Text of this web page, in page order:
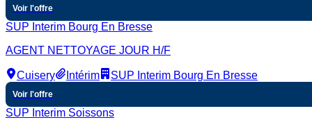
Voir l'offre
SUP Interim Bourg En Bresse
AGENT NETTOYAGE JOUR H/F
Cuisery Intérim SUP Interim Bourg En Bresse
Voir l'offre
SUP Interim Soissons